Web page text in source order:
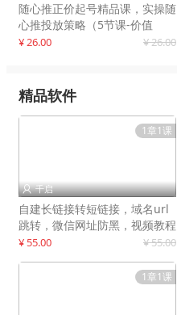
随心推正价起号精品课，实操随
心推投放策略（5节课-价值
298）
¥ 26.00 ¥ 26.00
精品软件
1章1课
 千启
自建长链接转短链接，域名url
跳转，微信网址防黑，视频教程
手把手教你
¥ 55.00 ¥ 55.00
1章1课